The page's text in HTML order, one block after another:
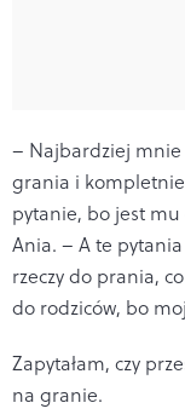
– Najbardziej mnie
grania i
pytanie, bo jest
Ania. – A te
rzeczy do prania,
do rodziców, bo
Zapytałam, czy
na granie.